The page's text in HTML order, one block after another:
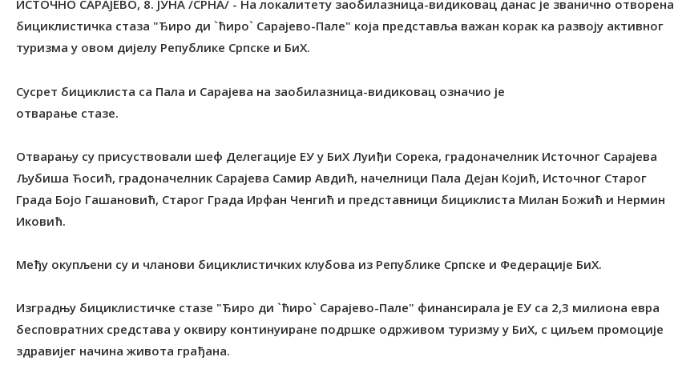
ИСТОЧНО САРАЈЕВО, 8. ЈУНА /СРНА/ - На локалитету заобилазница-видиковац данас је званично отворена
бициклистичка стаза "Ђиро ди `ћиро` Сарајево-Пале" која представља важан корак ка развоју активног
туризма у овом дијелу Републике Српске и БиХ.
Сусрет бициклиста са Пала и Сарајева на заобилазница-видиковац означио је
отварање стазе.
Отварању су присуствовали шеф Делегације ЕУ у БиХ Луиђи Сорека, градоначелник Источног Сарајева
Љубиша Ћосић, градоначелник Сарајева Самир Авдић, начелници Пала Дејан Којић, Источног Старог
Града Бојо Гашановић, Старог Града Ирфан Ченгић и представници бициклиста Милан Божић и Нермин
Иковић.
Међу окупљени су и чланови бициклистичких клубова из Републике Српске и Федерације БиХ.
Изградњу бициклистичке стазе "Ђиро ди `ћиро` Сарајево-Пале" финансирала је ЕУ са 2,3 милиона евра
бесповратних средстава у оквиру континуиране подршке одрживом туризму у БиХ, с циљем промоције
здравијег начина живота грађана.